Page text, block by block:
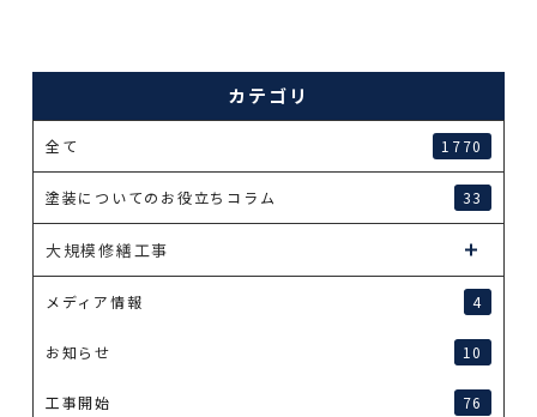
カテゴリ
全て 1770
塗装についてのお役立ちコラム 33
大規模修繕工事
メディア情報 4
お知らせ 10
工事開始 76